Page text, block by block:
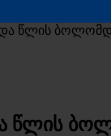
წლის
წლის